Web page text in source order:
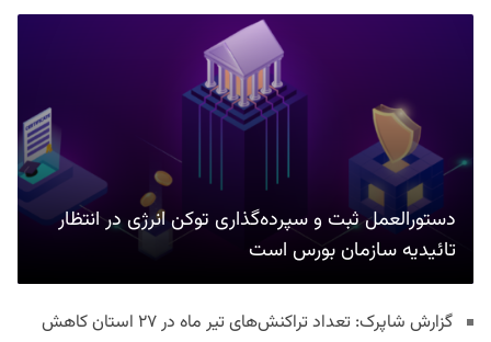
دستورالعمل ثبت و سپرده‌گذاری توکن انرژی در انتظار
تائیدیه سازمان بورس است
گزارش شاپرک: تعداد تراکنش‌های تیر ماه در ۲۷ استان‌ کاهش